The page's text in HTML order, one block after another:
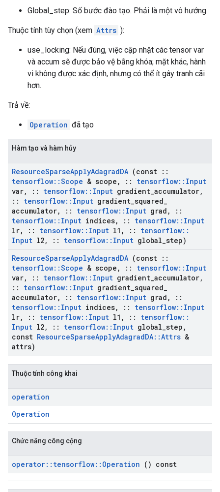
Global_step: Số bước đào tạo. Phải là một vô hướng.
Thuộc tính tùy chọn (xem Attrs ):
use_locking: Nếu đúng, việc cập nhật các tensor var
và accum sẽ được bảo vệ bằng khóa; mặt khác, hành
vi không được xác định, nhưng có thể ít gây tranh cãi
hơn.
Trả về:
Operation đã tạo
Hàm tạo và hàm hủy
ResourceSparseApplyAdagradDA (const ::
tensorflow::Scope & scope , :: tensorflow:: Input
var, :: tensorflow:: Input gradient accumulator,
::
tensorflow:: Input gradient squared
accumulator, :: tensorflow:: Input grad ,
::
tensorflow:: Input indices, :: tensorflow:: Input
lr, :: tensorflow:: Input l1 , :: tensorflow::
Input l2, :: tensorflow:: Input global step)
ResourceSparseApplyAdagradDA (const ::
tensorflow::Scope & scope , :: tensorflow:: Input
var, :: tensorflow:: Input gradient accumulator,
::
tensorflow:: Input gradient squared
accumulator, :: tensorflow:: Input grad ,
::
tensorflow:: Input indices, :: tensorflow:: Input
lr, :: tensorflow:: Input l1 , :: tensorflow::
Input l2, :: tensorflow:: Input global step ,
const ResourceSparseApplyAdagradDA::Attrs &
attrs)
Thuộc tính công khai
operation
Operation
Chức năng công cộng
operator:: tensorflow:: Operation () const